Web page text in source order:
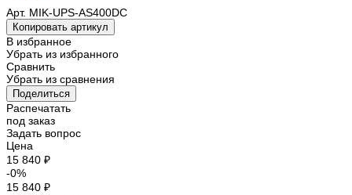
Арт. MIK-UPS-AS400DC
Копировать артикул
В избранное
Убрать из избранного
Сравнить
Убрать из сравнения
Поделиться
Распечатать
под заказ
Задать вопрос
Цена
15 840 ₽
-0%
15 840 ₽